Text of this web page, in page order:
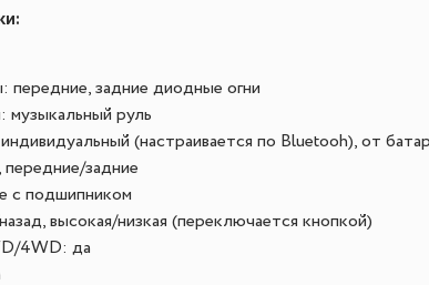
задние диодные огни
музыкальный руль
(настраивается по Bluetooh), от
задние
с подшипником
высокая/низкая (переключается кнопкой)
4WD: да